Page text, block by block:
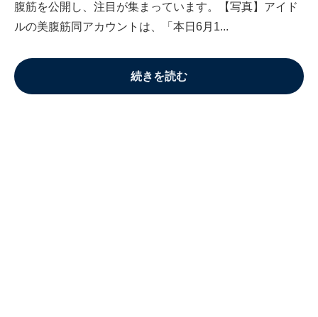
腹筋を公開し、注目が集まっています。【写真】アイド
ルの美腹筋同アカウントは、「本日6月1...
続きを読む